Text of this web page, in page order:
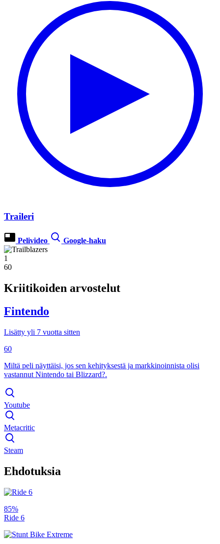
Traileri
Pelivideo Google-haku
1
60
Kriitikoiden arvostelut
Fintendo
Lisätty yli 7 vuotta sitten
60
Miltä peli näyttäisi, jos sen kehityksestä ja markkinoinnista olisi
vastannut Nintendo tai Blizzard?.
Youtube
Metacritic
Steam
Ehdotuksia
85%
Ride 6